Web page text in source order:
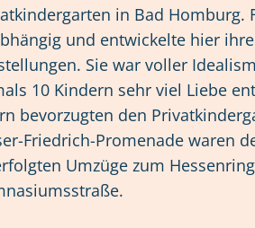
in Bad Homburg.
und entwickelte hier
Sie war voller
10 Kindern sehr viel Liebe
bevorzugten den
Friedrich-Promenade waren
Umzüge zum